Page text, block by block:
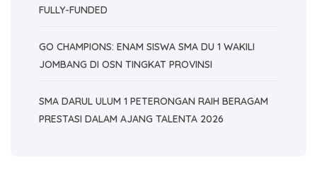
FULLY-FUNDED
GO CHAMPIONS: ENAM SISWA SMA DU 1 WAKILI
JOMBANG DI OSN TINGKAT PROVINSI
SMA DARUL ULUM 1 PETERONGAN RAIH BERAGAM
PRESTASI DALAM AJANG TALENTA 2026